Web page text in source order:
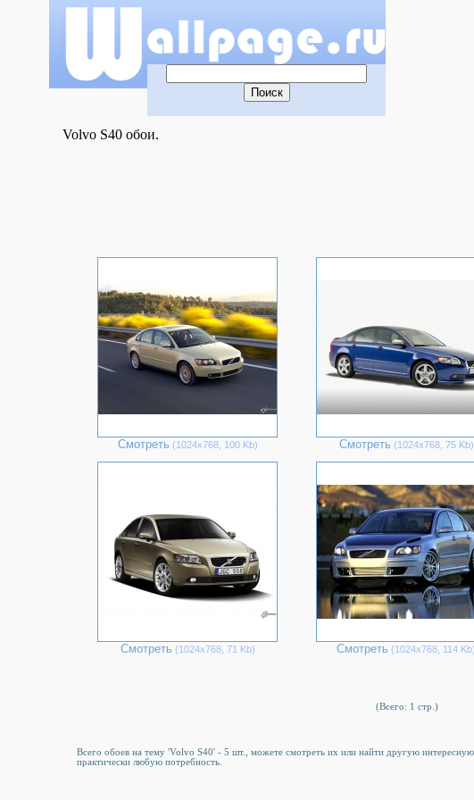
Volvo S40 обои.
Смотреть (1024х768, 100 Kb) Смотреть (1024х768, 75 Kb)
Смотреть (1024х768, 71 Kb) Смотреть (1024х768, 114 Kb)
(Всего: 1 стр.)
Всего обоев на тему 'Volvo S40' - 5 шт., можете смотреть их или найти другую интересную
практически любую потребность.